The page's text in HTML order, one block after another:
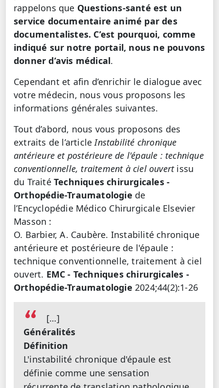
rappelons que Questions-santé est un
service documentaire animé par des
documentalistes. C’est pourquoi, comme
indiqué sur notre portail, nous ne pouvons
donner d’avis médical.
Cependant et afin d’enrichir le dialogue avec
votre médecin, nous vous proposons les
informations générales suivantes.
Tout d’abord, nous vous proposons des
extraits de l’articleInstabilité chronique
antérieure et postérieure de l'épaule : technique
conventionnelle, traitement à ciel ouvertissu
du TraitéTechniques chirurgicales -
Orthopédie-Traumatologie de
l’Encyclopédie Médico Chirurgicale Elsevier
Masson :
O. Barbier, A. Caubère. Instabilité chronique
antérieure et postérieure de l'épaule :
technique conventionnelle, traitement à ciel
ouvert. EMC - Techniques chirurgicales -
Orthopédie-Traumatologie 2024;44(2):1-26
[…]
Généralités
Définition
L'instabilité chronique d'épaule est
définie comme une sensation